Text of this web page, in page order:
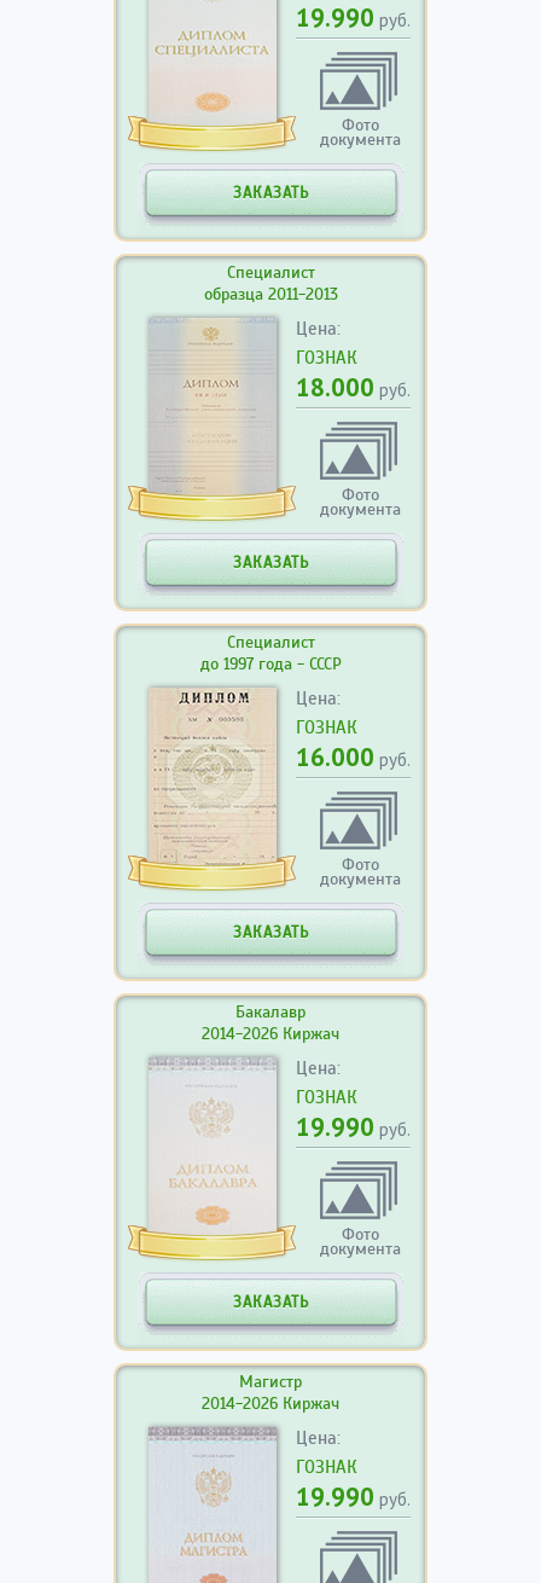
19.990 руб.
Фото
документа
ЗАКАЗАТЬ
Специалист
образца 2011-2013
Цена:
ГОЗНАК
18.000 руб.
Фото
документа
ЗАКАЗАТЬ
Специалист
до 1997 года - СССР
Цена:
ГОЗНАК
16.000 руб.
Фото
документа
ЗАКАЗАТЬ
Бакалавр
2014-2026 Киржач
Цена:
ГОЗНАК
19.990 руб.
Фото
документа
ЗАКАЗАТЬ
Магистр
2014-2026 Киржач
Цена:
ГОЗНАК
19.990 руб.